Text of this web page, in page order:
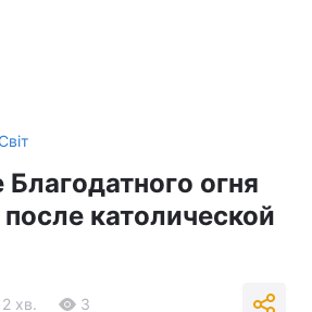
Світ
огня
католической
2 хв. 3